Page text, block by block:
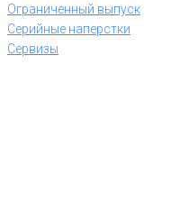
Ограниченный выпуск
Серийные наперстки
Сервизы